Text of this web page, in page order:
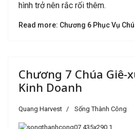
hình trở nên rắc rối thêm.
Read more: Chương 6 Phục Vụ
Chương 7 Chúa Giê-
Kinh Doanh
Quang Harvest Sống Thành Công